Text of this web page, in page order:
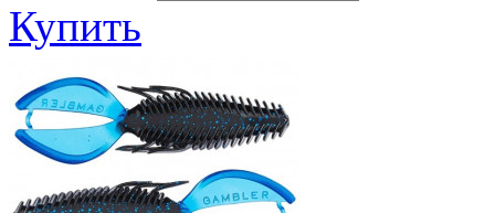
Купить